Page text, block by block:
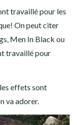
travaillé pour les
On peut citer
Men In Black ou
travaillé pour
effets sont
va adorer.